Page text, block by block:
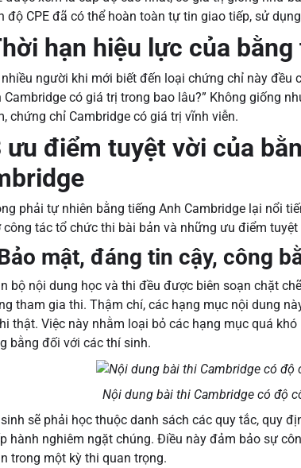
độ CPE đã có thể hoàn toàn tự tin giao tiếp, sử
hạn hiệu lực của
nhiều người khi mới biết đến loại chứng chỉ này đều
Cambridge có giá trị trong bao lâu?” Không giống
chứng chỉ Cambridge có giá trị vĩnh viễn.
ưu điểm tuyệt vời của
phải tự nhiên bằng tiếng Anh Cambridge lại nổi
công tác tổ chức thi bài bản và những ưu điểm
mật, đáng tin cậy, công
bộ nội dung học và thi đều được biên soạn chặt
tham gia thi. Thậm chí, các hạng mục nội dung
thật. Việc này nhằm loại bỏ các hạng mục quá
bằng đối với các thí sinh.
Nội dung bài thi Cambridge có độ
sẽ phải học thuộc danh sách các quy tắc, quy
hành nghiêm ngặt chúng. Điều này đảm bảo sự
trong một kỳ thi quan trọng.